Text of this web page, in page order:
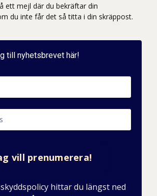
ett mejl där du bekräftar din
du inte får det så titta i din skräppost.
till nyhetsbrevet här!
vill prenumerera!
hittar du längst ned